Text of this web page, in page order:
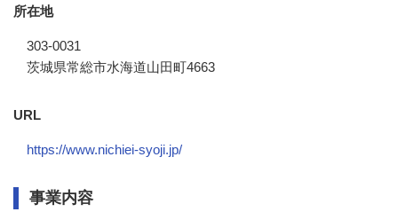
所在地
303-0031
茨城県常総市水海道山田町4663
URL
https://www.nichiei-syoji.jp/
事業内容